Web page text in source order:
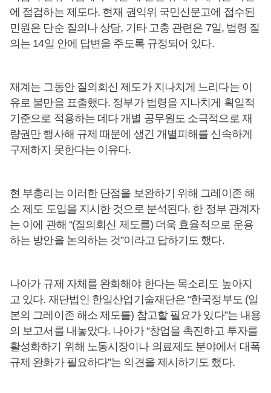
에 점검하는 제도다. 현재 권익위 국민신문고에 접수된
민원은 단순 질의나 상담, 기타 고충 관련은 7일, 법령 질
의는 14일 안에 답변을 주도록 규정되어 있다.
재계는 그동안 질의회신 제도가 지나치게 느리다는 이
유로 불만을 표출했다. 정부가 법령을 지나치게 획일적
기준으로 적용하는 데다 개별 공무원도 소극적으로 재
량권만 행사해 규제 때문에 생긴 개별피해를 신속하게
구제하지 못한다는 이유다.
현 부총리는 이러한 단점을 보완하기 위해 그레이존 해
소 제도 도입을 지시한 것으로 분석된다. 한 정부 관계자
는 이에 관해 “(질의회신 제도를) 더욱 효율적으로 운용
하는 방안을 논의하는 것”이라고 답하기도 했다.
나아가 규제 자체를 완화해야 한다는 목소리도 높아지
고 있다. 재단법인 한일산업기술재단은 “한국정부도 (일
본의 그레이존 해소 제도를) 참고할 필요가 있다”는 내용
의 보고서를 내놓았다. 나아가 “창업을 촉진하고 투자를
활성화하기 위해 노동시장이나 의료제도 분야에서 대폭
규제 완화가 필요하다”는 의견을 제시하기도 했다.